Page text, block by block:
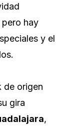
pero hay
y el
de origen
gira
,